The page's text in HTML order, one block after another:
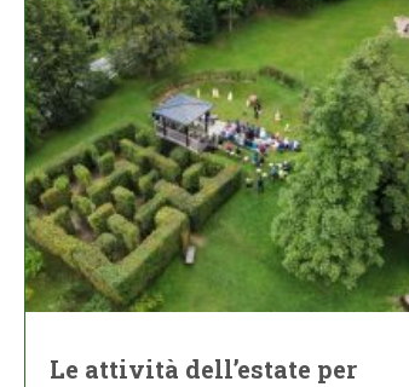
Le attività dell’estate per